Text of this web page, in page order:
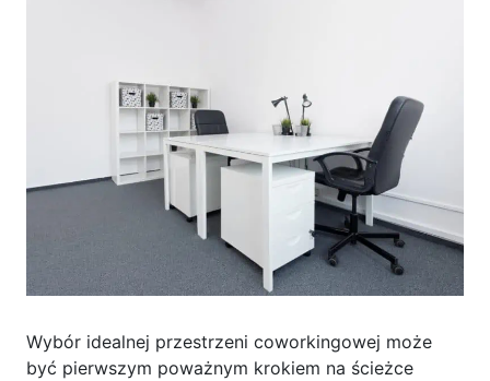
Wybór idealnej przestrzeni coworkingowej może
być pierwszym poważnym krokiem na ścieżce